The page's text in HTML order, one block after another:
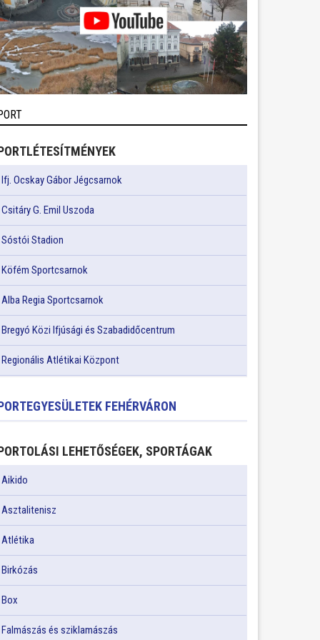
Ifj. Ocskay Gábor Jégcsarnok
Csitáry G. Emil Uszoda
Sóstói Stadion
Köfém Sportcsarnok
Alba Regia Sportcsarnok
Bregyó Közi Ifjúsági és Szabadidőcentrum
Regionális Atlétikai Központ
FEHÉRVÁRON
LEHETŐSÉGEK, SPORTÁGAK
Aikido
Asztalitenisz
Atlétika
Birkózás
Box
Falmászás és sziklamászás